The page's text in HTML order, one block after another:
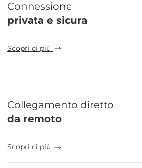
Connessione
privata e sicura
Scopri di più
Collegamento diretto
da remoto
Scopri di più